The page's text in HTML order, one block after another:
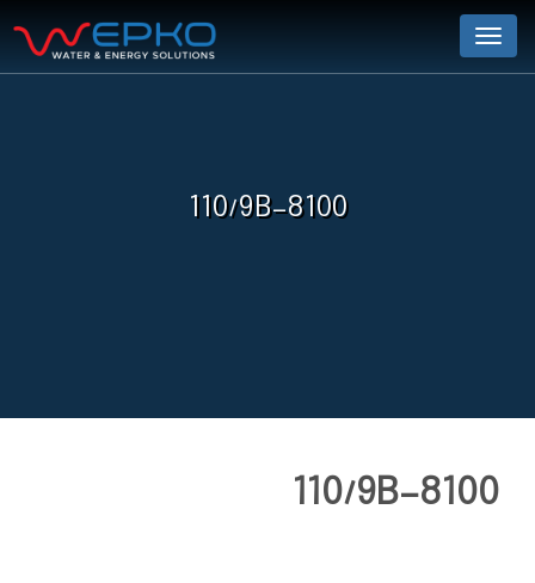
Menu
110/9B-8100
110/9B-8100